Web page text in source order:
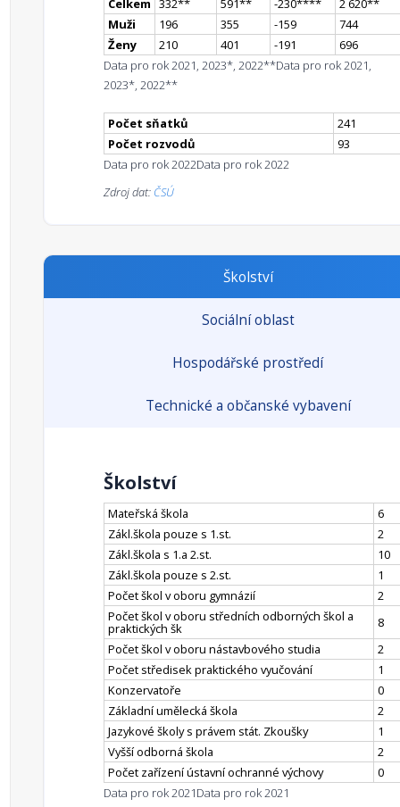
Celkem 332** 591** -230**** 2 620**
Muži
196 355 -159
744
Ženy
210 401 -191
696
Data pro rok 2021, 2023*, 2022**Data pro rok 2021,
2023*, 2022**
Počet sňatků
241
Počet rozvodů
93
Data pro rok 2022Data pro rok 2022
Zdroj dat: ČSÚ
Školství
Sociální oblast
Hospodářské prostředí
Technické a občanské vybavení
Školství
Mateřská škola
6
Zákl.škola pouze s 1.st.
2
Zákl.škola s 1.a 2.st.
10
Zákl.škola pouze s 2.st.
1
Počet škol v oboru gymnázií
2
Počet škol v oboru středních odborných škol a
praktických šk
8
Počet škol v oboru nástavbového studia
2
Počet středisek praktického vyučování
1
Konzervatoře
0
Základní umělecká škola
2
Jazykové školy s právem stát. Zkoušky
1
Vyšší odborná škola
2
Počet zařízení ústavní ochranné výchovy
0
Data pro rok 2021Data pro rok 2021